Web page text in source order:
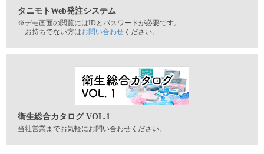
タニモトWeb発注システム
※デモ画面の閲覧にはIDとパスワードが必要です。
お持ちでない方はお問い合わせ ください。
衛生総合カタログ VOL.1
当社営業までお気軽にお問い合わせください。